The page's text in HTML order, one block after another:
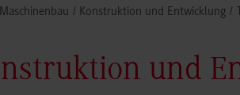
Maschinenbau Konstruktion und Entwicklung
und